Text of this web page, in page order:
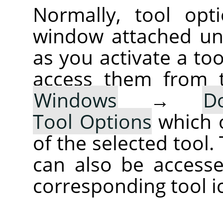
Normally, tool
window attached
as you activate a
access them from
Windows →
Tool Options which
of the selected tool.
can also be
corresponding tool